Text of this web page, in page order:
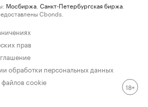
Мосбиржа Санкт-Петербургская биржа
Cbonds.
прав
обработки персональных данных
cookie
18+